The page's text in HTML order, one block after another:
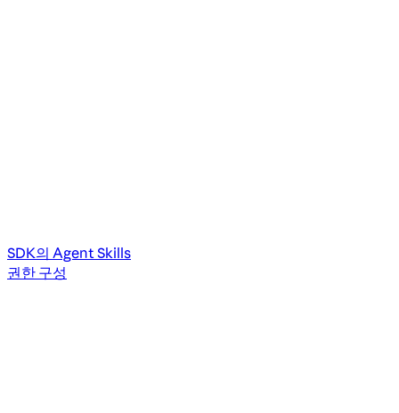
SDK의 Agent Skills
권한 구성